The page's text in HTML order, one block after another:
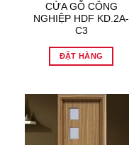
CỬA GỖ CÔNG
NGHIỆP HDF KD.2A-
C3
ĐẶT HÀNG